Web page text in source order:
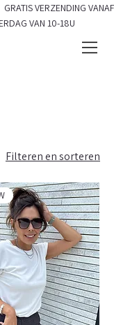
VERZENDING VANAF
VAN 10-18U
Filteren en sorteren